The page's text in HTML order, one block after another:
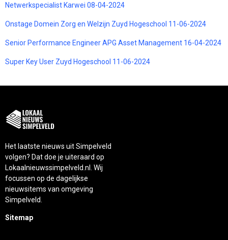
Netwerkspecialist Karwei 08-04-2024
Onstage Domein Zorg en Welzijn Zuyd Hogeschool 11-06-2024
Senior Performance Engineer APG Asset Management 16-04-2024
Super Key User Zuyd Hogeschool 11-06-2024
Het laatste nieuws uit Simpelveld
volgen? Dat doe je uiteraard op
Lokaalnieuwssimpelveld.nl. Wij
focussen op de dagelijkse
nieuwsitems van omgeving
Simpelveld.
Sitemap